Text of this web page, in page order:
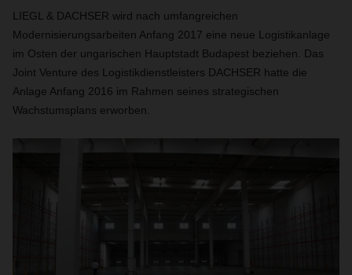
LIEGL & DACHSER wird nach umfangreichen
Modernisierungsarbeiten Anfang 2017 eine neue Logistikanlage
im Osten der ungarischen Hauptstadt Budapest beziehen. Das
Joint Venture des Logistikdienstleisters DACHSER hatte die
Anlage Anfang 2016 im Rahmen seines strategischen
Wachstumsplans erworben.